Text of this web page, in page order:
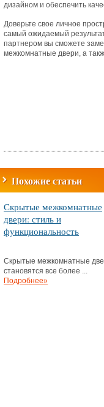
дизайном и обеспечить
Доверьте свое личное
самый ожидаемый
партнером вы сможете
межкомнатные двери, а
Похожие статьи
Скрытые межкомнатные
двери: стиль и
функциональность
Скрытые межкомнатные
становятся все более ...
Подробнее»